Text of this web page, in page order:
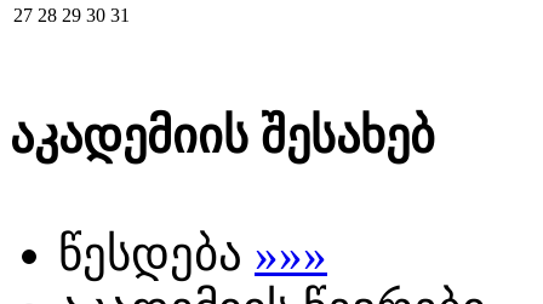
27 28 29 30 31
აკადემიის შესახებ
წესდება »»»